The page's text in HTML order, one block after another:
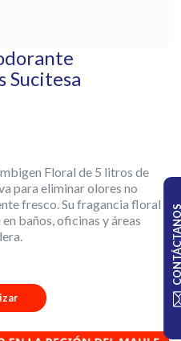
Sucitesa
Floral de 5 litros de
para eliminar olores no
fresco. Su fragancia floral
baños, oficinas y áreas